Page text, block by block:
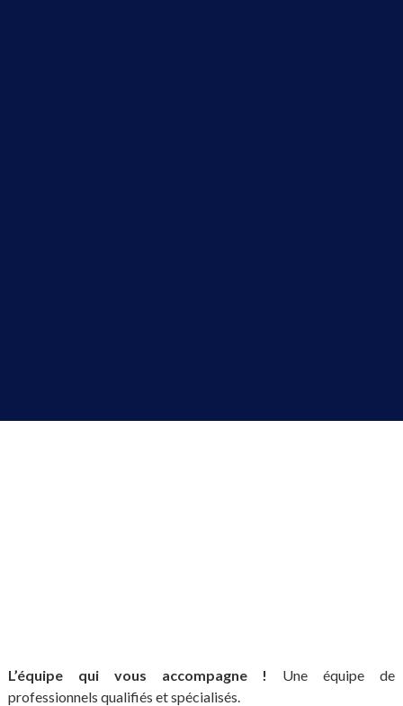
L’équipe qui vous accompagne !
Une équipe de
professionnels qualifiés et spécialisés.